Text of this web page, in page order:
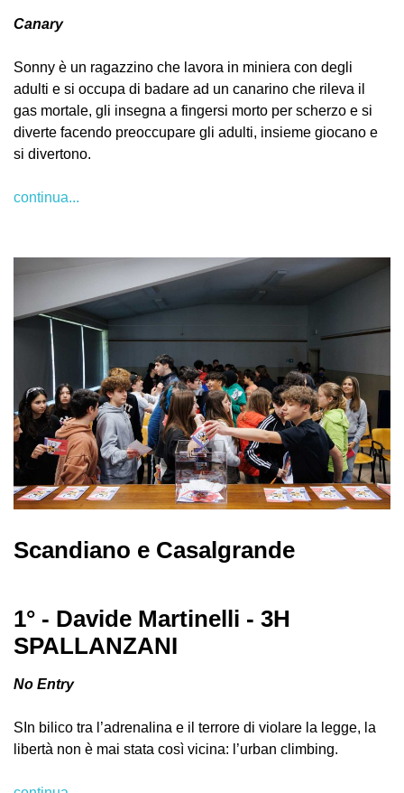
Canary
Sonny è un ragazzino che lavora in miniera con degli
adulti e si occupa di badare ad un canarino che rileva il
gas mortale, gli insegna a fingersi morto per scherzo e si
diverte facendo preoccupare gli adulti, insieme giocano e
si divertono.
continua...
Scandiano e Casalgrande
1° - Davide Martinelli - 3H
SPALLANZANI
No Entry
SIn bilico tra l’adrenalina e il terrore di violare la legge, la
libertà non è mai stata così vicina: l’urban climbing.